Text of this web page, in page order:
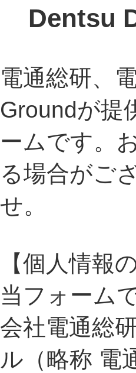
Dentsu
電通総研、
Groundが提
ームです。
る場合がご
せ。
【個人情報
当フォーム
会社電通総
ル（略称 電